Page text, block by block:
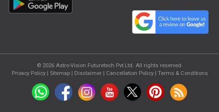
© 2026 Astro-Vision Futuretech Pvt.Ltd. All rights reserved.
Privacy Policy| Sitemap | Disclaimer| Cancellation Policy| Terms & Conditions